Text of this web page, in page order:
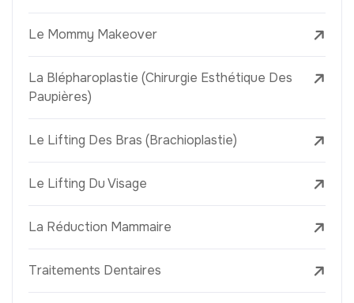
Le Mommy Makeover
La Blépharoplastie (Chirurgie Esthétique Des
Paupières)
Le Lifting Des Bras (Brachioplastie)
Le Lifting Du Visage
La Réduction Mammaire
Traitements Dentaires